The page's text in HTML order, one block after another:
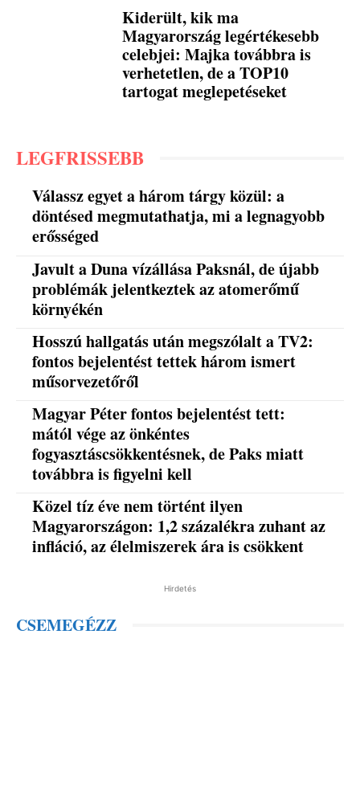
Kiderült, kik ma
Magyarország legértékesebb
celebjei: Majka továbbra is
verhetetlen, de a TOP10
tartogat meglepetéseket
LEGFRISSEBB
Válassz egyet a három tárgy közül: a
döntésed megmutathatja, mi a legnagyobb
erősséged
Javult a Duna vízállása Paksnál, de újabb
problémák jelentkeztek az atomerőmű
környékén
Hosszú hallgatás után megszólalt a TV2:
fontos bejelentést tettek három ismert
műsorvezetőről
Magyar Péter fontos bejelentést tett:
mától vége az önkéntes
fogyasztáscsökkentésnek, de Paks miatt
továbbra is figyelni kell
Közel tíz éve nem történt ilyen
Magyarországon: 1,2 százalékra zuhant az
infláció, az élelmiszerek ára is csökkent
Hirdetés
CSEMEGÉZZ